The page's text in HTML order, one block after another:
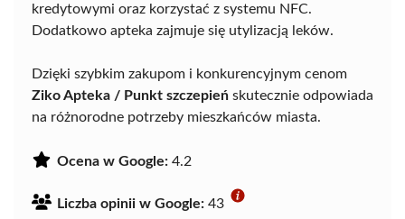
kredytowymi oraz korzystać z systemu NFC.
Dodatkowo apteka zajmuje się utylizacją leków.
Dzięki szybkim zakupom i konkurencyjnym cenom
Ziko Apteka / Punkt szczepień skutecznie odpowiada
na różnorodne potrzeby mieszkańców miasta.
Ocena w Google: 4.2
Liczba opinii w Google: 43